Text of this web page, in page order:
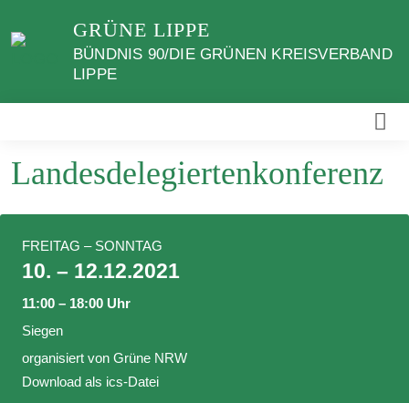
zum
GRÜNE LIPPE
BÜNDNIS 90/DIE GRÜNEN KREISVERBAND
LIPPE
Landesdelegiertenkonferenz
FREITAG – SONNTAG
10. – 12.12.2021
11:00 – 18:00 Uhr
Siegen
organisiert von Grüne NRW
Download als ics-Datei